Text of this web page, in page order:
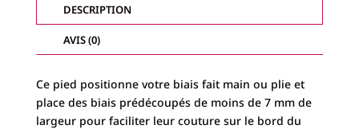
DESCRIPTION
AVIS (0)
Ce pied positionne votre biais fait main ou plie et
place des biais prédécoupés de moins de 7 mm de
largeur pour faciliter leur couture sur le bord du